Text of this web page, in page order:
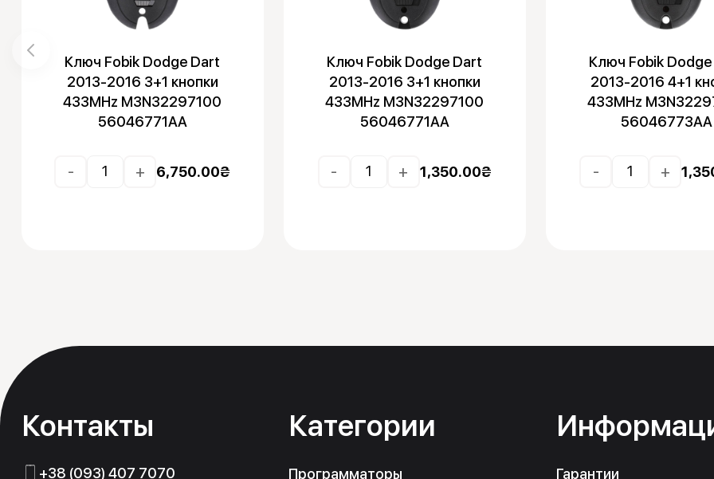
Ключ Fobik Dodge Dart
2013-2016 3+1 кнопки
433MHz M3N32297100
56046771AA
- + 6,750.00₴
Ключ Fobik Dodge Dart
2013-2016 3+1 кнопки
433MHz M3N32297100
56046771AA
- + 1,350.00₴
Ключ Fobik
2013-2016 4+1
433MHz
56046773AA
- +
Контакты
+38 (093) 407 7070
Категории
Программаторы Гарантии